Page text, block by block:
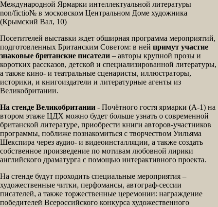
Международной Ярмарки интеллектуальной литературы
non/fictio№ в московском Центральном Доме художника
(Крымский Вал, 10)
Посетителей выставки ждет обширная программа мероприятий,
подготовленных Британским Советом: в ней примут участие
знаковые британские писатели – авторы крупной прозы и
коротких рассказов, детской и специализированной литературы,
а также кино- и театральные сценаристы, иллюстраторы,
историки, и книгоиздатели и литературные агенты из
Великобритании.
На стенде Великобритании - Почётного гостя ярмарки (А-1) на
втором этаже ЦДХ можно будет больше узнать о современной
британской литературе, приобрести книги авторов-участников
программы, поближе познакомиться с творчеством Уильяма
Шекспира через аудио- и видеоинсталляции, а также создать
собственное произведение по мотивам любовной лирики
английского драматурга с помощью интерактивного проекта.
На стенде будут проходить специальные мероприятия –
художественные читки, перфомансы, автограф-сессии
писателей, а также торжественные церемонии: награждение
победителей Всероссийского конкурса художественного